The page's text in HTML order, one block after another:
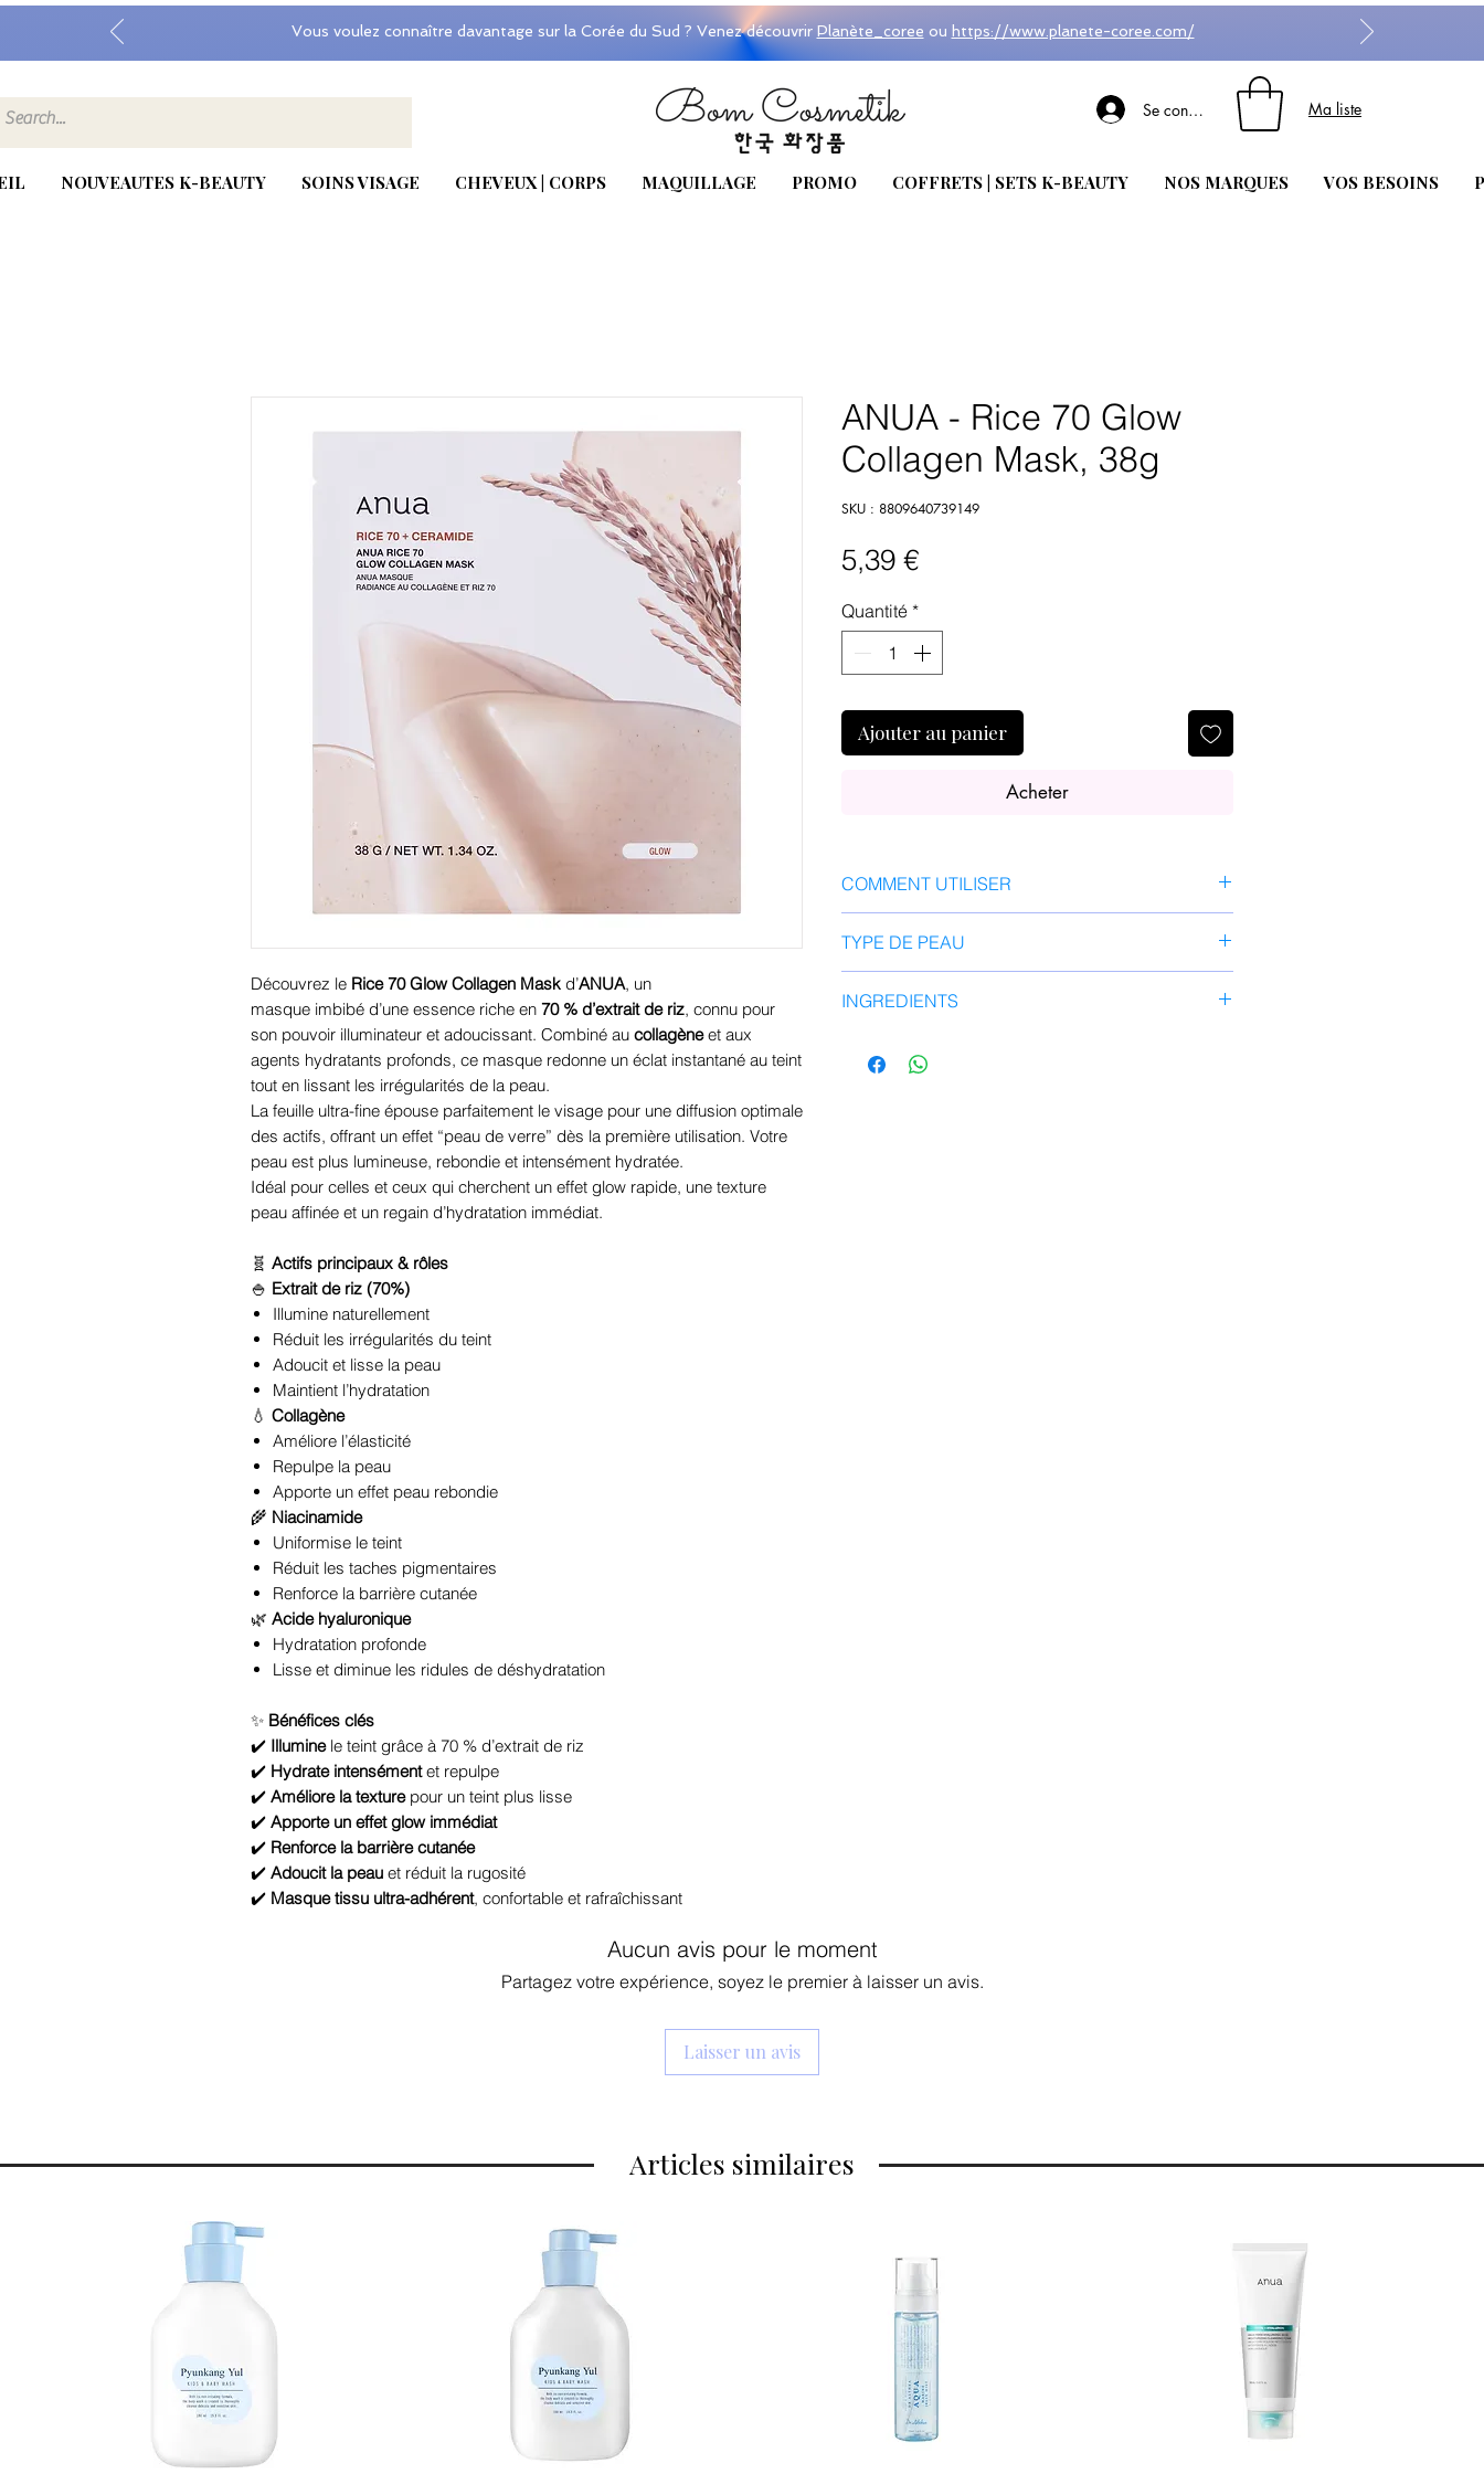
Vous voulez connaître davantage sur la Corée du Sud ? Venez découvrir Planète_coree ou https://www.planete-coree.com/
Se connecter Ma liste
NOUVEAUTES K-BEAUTY SOINS VISAGE CHEVEUX | CORPS MAQUILLAGE PROMO COFFRETS | SETS K-BEAUTY NOS MARQUES VOS BESOINS
Découvrez le Rice 70 Glow Collagen Mask d’ANUA, un
masque imbibé d’une essence riche en 70 % d’extrait de riz, connu pour
son pouvoir illuminateur et adoucissant. Combiné au collagèneet aux
agents hydratants profonds, ce masque redonne un éclat instantané au teint
tout en lissant les irrégularités de la peau.
La feuille ultra-fine épouse parfaitement le visage pour une diffusion optimale
des actifs, offrant un effet “peau de verre” dès la première utilisation. Votre
peau est plus lumineuse, rebondie et intensément hydratée.
Idéal pour celles et ceux qui cherchent un effet glow rapide, une texture
peau affinée et un regain d’hydratation immédiat.
🧬 Actifs principaux & rôles
🍚 Extrait de riz (70%)
Illumine naturellement
Réduit les irrégularités du teint
Adoucit et lisse la peau
Maintient l’hydratation
💧 Collagène
Améliore l’élasticité
Repulpe la peau
Apporte un effet peau rebondie
🌾 Niacinamide
Uniformise le teint
Réduit les taches pigmentaires
Renforce la barrière cutanée
🌿 Acide hyaluronique
Hydratation profonde
Lisse et diminue les ridules de déshydratation
✨ Bénéfices clés
✔️ Illuminele teint grâce à 70 % d’extrait de riz
✔️ Hydrate intensémentet repulpe
✔️ Améliore la texturepour un teint plus lisse
✔️ Apporte un effet glow immédiat
✔️ Renforce la barrière cutanée
✔️ Adoucit la peau et réduit la rugosité
✔️ Masque tissu ultra-adhérent, confortable et rafraîchissant
ANUA - Rice 70 Glow
Collagen Mask, 38g
SKU : 8809640739149
5,39 €Prix
Quantité *
Ajouter au panier
Acheter
COMMENT UTILISER
soigneusement les deux parties du masque de
l'emballage, retirez le film protecteur, puis placez
les parties du masque en place sur votre visage.
la surface de la peau. Laissez le masque agir
TYPE DE PEAU
peau sèche et terne,
INGREDIENTS
Aqua, Dipropylène Glycol , Polydécène
Aucun avis pour le moment
Partagez votre expérience, soyez le premier à laisser un avis.
Laisser un avis
Articles similaires